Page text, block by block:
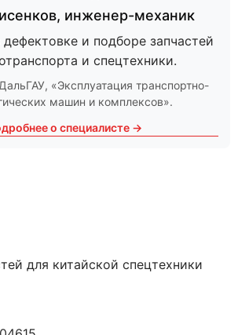
, инженер-механик
и подборе запчастей
и спецтехники.
ДальГАУ, «Эксплуатация транспортно-
машин и комплексов».
о специалисте →
для китайской спецтехники